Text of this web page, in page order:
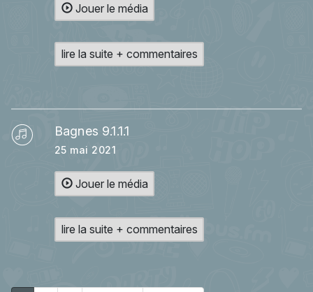
Jouer le média
lire la suite + commentaires
Bagnes 9.1.1.1
25 mai 2021
Jouer le média
lire la suite + commentaires